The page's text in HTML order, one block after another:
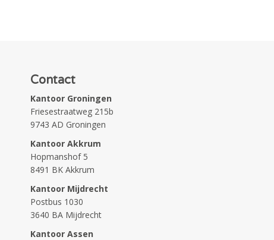
Contact
Kantoor Groningen
Friesestraatweg 215b
9743 AD Groningen
Kantoor Akkrum
Hopmanshof 5
8491 BK Akkrum
Kantoor Mijdrecht
Postbus 1030
3640 BA Mijdrecht
Kantoor Assen